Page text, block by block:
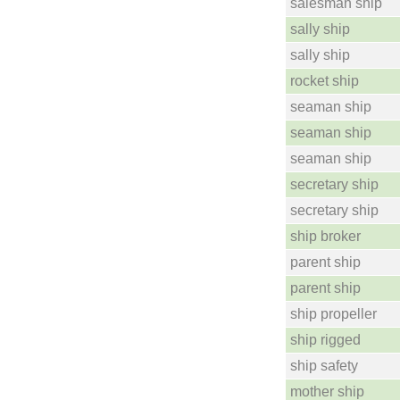
salesman ship
sally ship
sally ship
rocket ship
seaman ship
seaman ship
seaman ship
secretary ship
secretary ship
ship broker
parent ship
parent ship
ship propeller
ship rigged
ship safety
mother ship